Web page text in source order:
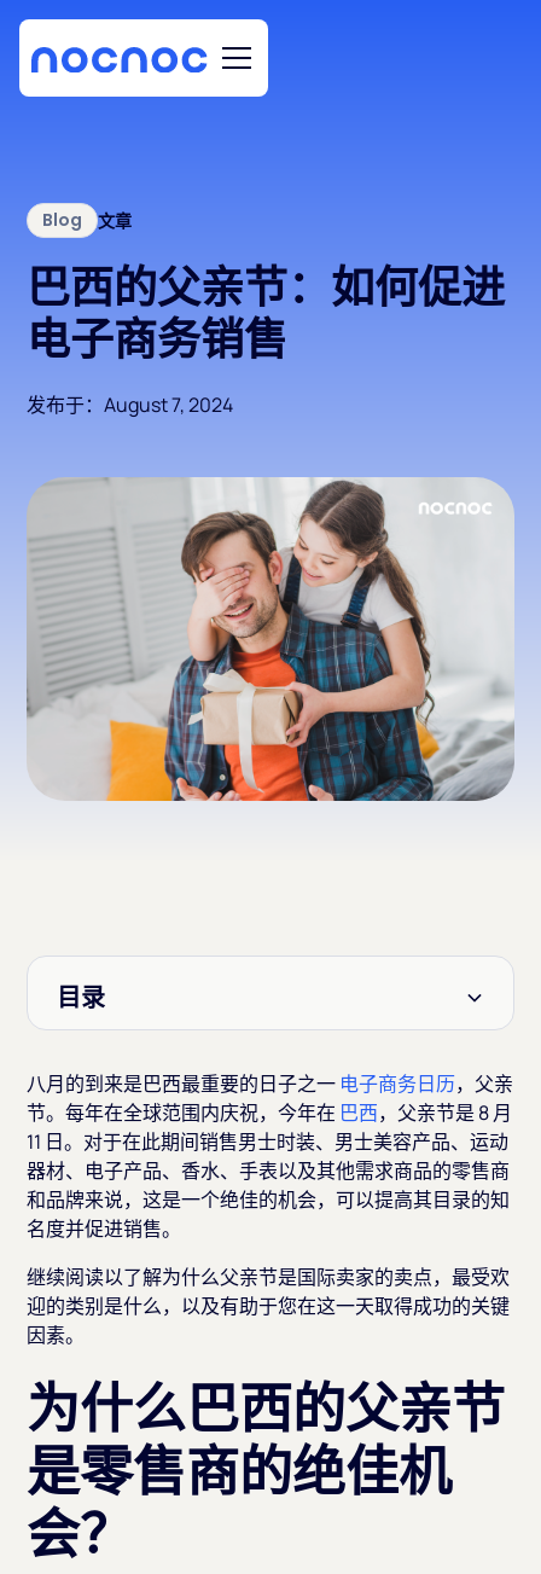
Blog 文章
巴西的父亲节：如何促进
电子商务销售
发布于：August 7, 2024
八月的到来是巴西最重要的日子之一 电子商务日历，父亲
节。每年在全球范围内庆祝，今年在 巴西，父亲节是 8 月
11 日。对于在此期间销售男士时装、男士美容产品、运动
器材、电子产品、香水、手表以及其他需求商品的零售商
和品牌来说，这是一个绝佳的机会，可以提高其目录的知
名度并促进销售。
继续阅读以了解为什么父亲节是国际卖家的卖点，最受欢
迎的类别是什么，以及有助于您在这一天取得成功的关键
因素。
为什么巴西的父亲节
是零售商的绝佳机
会？
目录